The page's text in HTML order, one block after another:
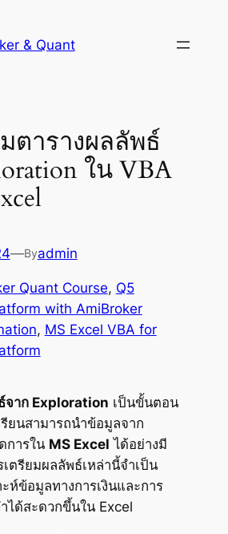
& Quant
ตารางผลลัพธ์
ใน VBA
—Byadmin
Quant Course, Q5
with AmiBroker
, MS Excel VBA for
จาก Exploration เป็นขั้นตอน
ยนสามารถนำข้อมูลจาก
การใน MS Excel ได้อย่างมี
ตรียมผลลัพธ์เหล่านี้จำเป็น
ห์ข้อมูลทางการเงินและการ
ได้สะดวกขึ้นใน Excel